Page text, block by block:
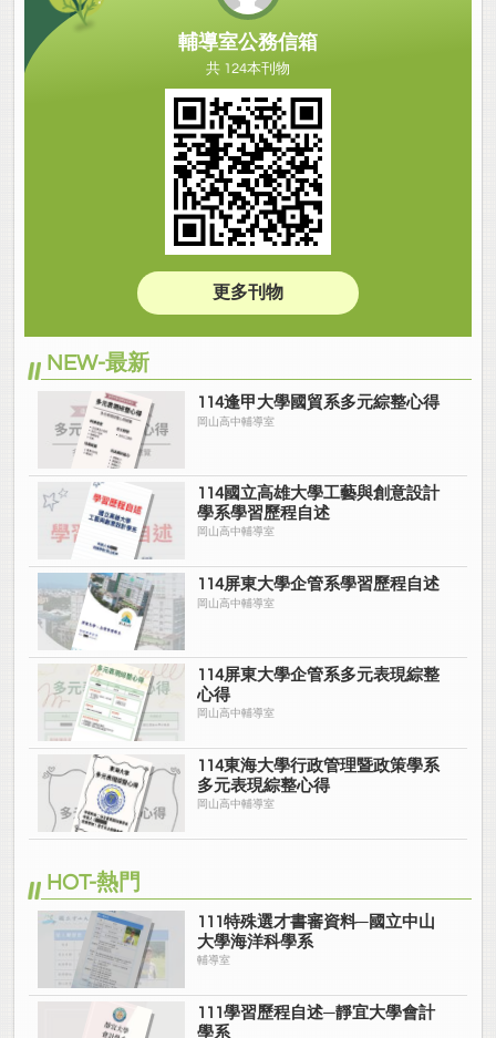
輔導室公務信箱
共 124本刊物
更多刊物
NEW-最新
114逢甲大學國貿系多元綜整心得
岡山高中輔導室
114國立高雄大學工藝與創意設計
學系學習歷程自述
岡山高中輔導室
114屏東大學企管系學習歷程自述
岡山高中輔導室
114屏東大學企管系多元表現綜整
心得
岡山高中輔導室
114東海大學行政管理暨政策學系
多元表現綜整心得
岡山高中輔導室
HOT-熱門
111特殊選才書審資料─國立中山
大學海洋科學系
輔導室
111學習歷程自述─靜宜大學會計
學系